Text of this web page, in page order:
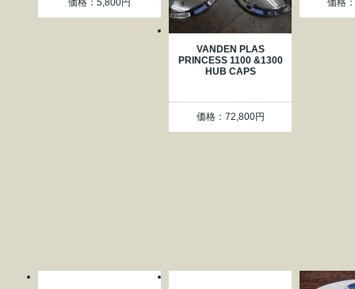
価格：5,800円
VANDEN PLAS
PRINCESS 1100 &1300
HUB CAPS
価格：72,800円
価格